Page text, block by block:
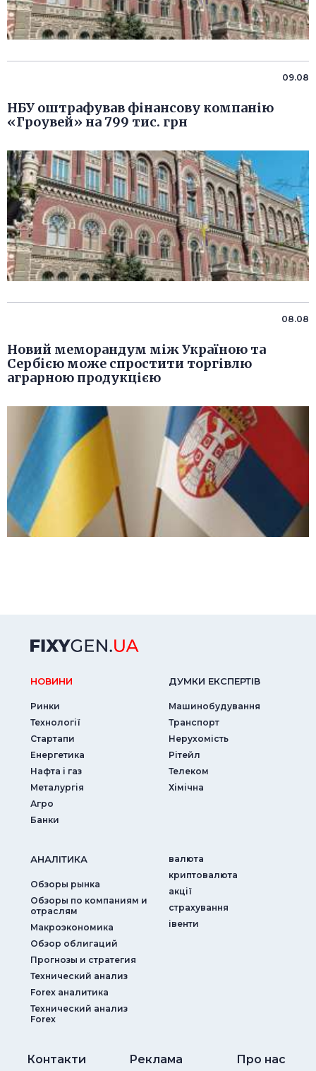
09.08
НБУ оштрафував фінансову компанію
«Гроувей» на 799 тис. грн
08.08
Новий меморандум між Україною та
Сербією може спростити торгівлю
аграрною продукцією
НОВИНИ
Ринки
Технології
Стартапи
Енергетика
Нафта і газ
Металургія
Агро
Банки
ДУМКИ ЕКСПЕРТIВ
Машинобудування
Транспорт
Нерухомість
Рітейл
Телеком
Хімічна
АНАЛIТИКА
Обзоры рынка
Обзоры по компаниям и
отраслям
Макроэкономика
Обзор облигаций
Прогнозы и стратегия
Технический анализ
Forex аналитика
Технический анализ
Forex
валюта
криптовалюта
акції
страхування
iвенти
Контакти Реклама Про нас